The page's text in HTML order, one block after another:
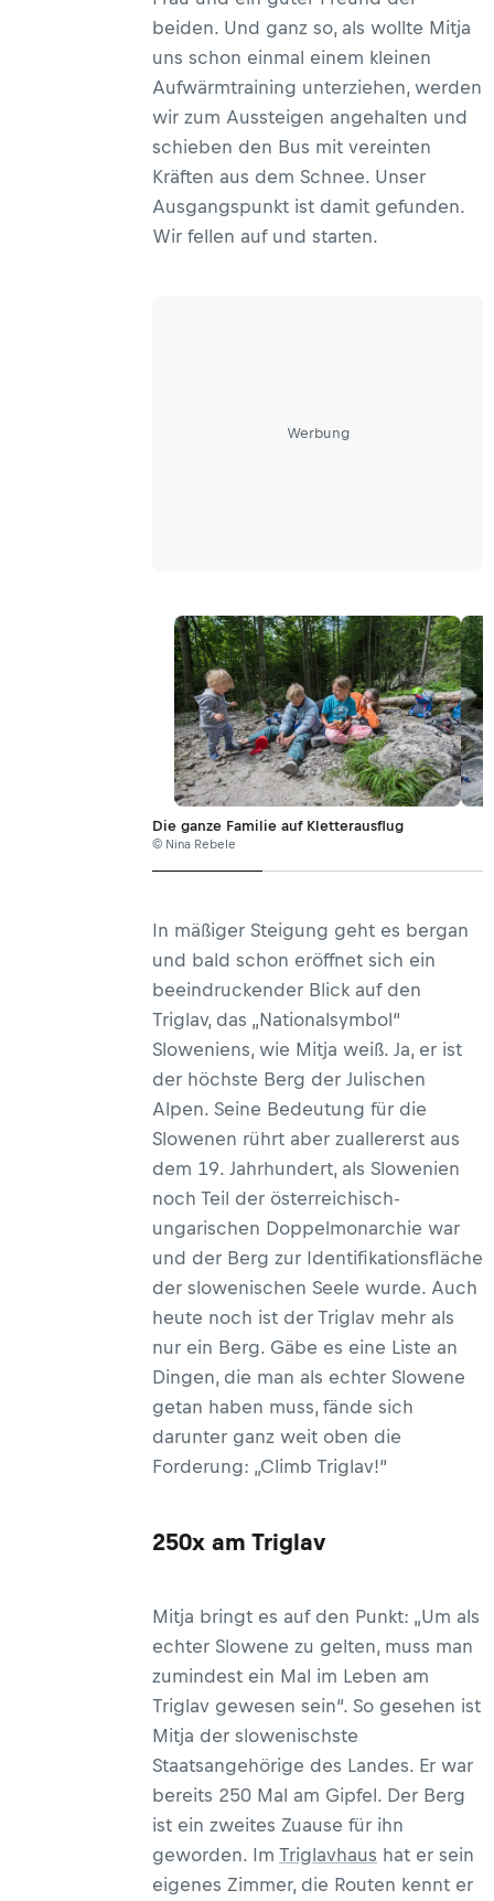
beiden. Und ganz so, als wollte Mitja
uns schon einmal einem kleinen
Aufwärmtraining unterziehen, werden
wir zum Aussteigen angehalten und
schieben den Bus mit vereinten
Kräften aus dem Schnee. Unser
Ausgangspunkt ist damit gefunden.
Wir fellen auf und starten.
Werbung
Die ganze Familie auf Kletterausflug
© Nina Rebele
In mäßiger Steigung geht es bergan
und bald schon eröffnet sich ein
beeindruckender Blick auf den
Triglav, das „Nationalsymbol“
Sloweniens, wie Mitja weiß. Ja, er ist
der höchste Berg der Julischen
Alpen. Seine Bedeutung für die
Slowenen rührt aber zuallererst aus
dem 19. Jahrhundert, als Slowenien
noch Teil der österreichisch-
ungarischen Doppelmonarchie war
und der Berg zur Identifikationsfläche
der slowenischen Seele wurde. Auch
heute noch ist der Triglav mehr als
nur ein Berg. Gäbe es eine Liste an
Dingen, die man als echter Slowene
getan haben muss, fände sich
darunter ganz weit oben die
Forderung: „Climb Triglav!“
250x am Triglav
Mitja bringt es auf den Punkt: „Um als
echter Slowene zu gelten, muss man
zumindest ein Mal im Leben am
Triglav gewesen sein“. So gesehen ist
Mitja der slowenischste
Staatsangehörige des Landes. Er war
bereits 250 Mal am Gipfel. Der Berg
ist ein zweites Zuause für ihn
geworden. Im Triglavhaus hat er sein
eigenes Zimmer, die Routen kennt er